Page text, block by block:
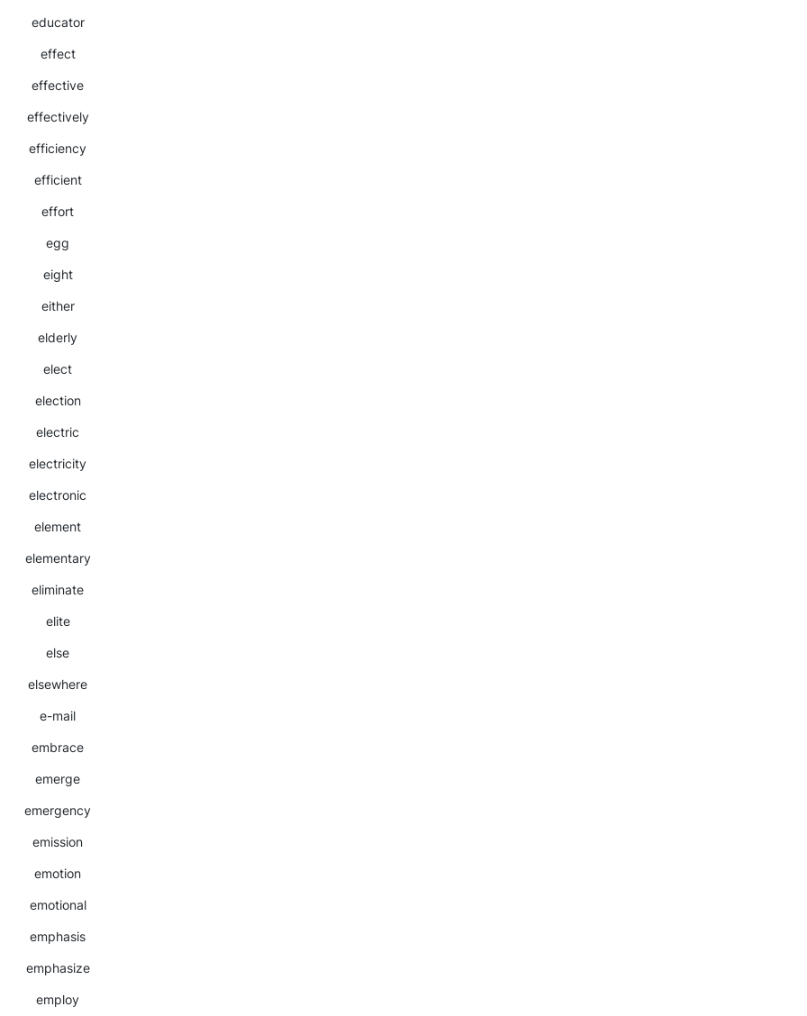
educator
effect
effective
effectively
efficiency
efficient
effort
egg
eight
either
elderly
elect
election
electric
electricity
electronic
element
elementary
eliminate
elite
else
elsewhere
e-mail
embrace
emerge
emergency
emission
emotion
emotional
emphasis
emphasize
employ